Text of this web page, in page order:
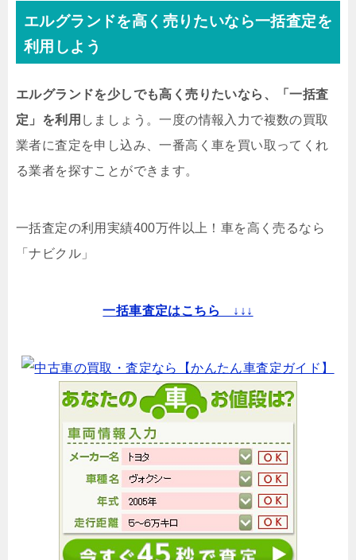
エルグランドを高く売りたいなら一括査定を
利用しよう
エルグランドを少しでも高く売りたいなら、「一括査
定」を利用 しましょう。一度の情報入力で複数の買取
業者に査定を申し込み、一番高く車を買い取ってくれ
る業者を探すことができます。
一括査定の利用実績400万件以上！ 車を高く売るなら
「ナビクル」
一括車査定はこちら ↓↓↓